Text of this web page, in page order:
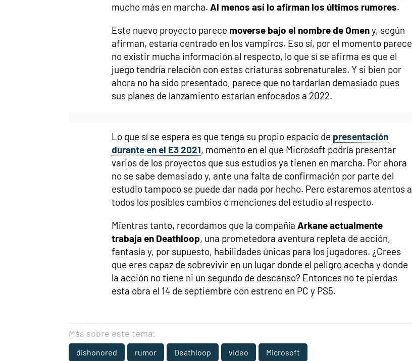
mucho más en marcha. Al menos así lo afirman los últimos rumores.
Este nuevo proyecto parece moverse bajo el nombre de Omeny, según
afirman, estaría centrado en los vampiros. Eso sí, por el momento parece
no existir mucha información al respecto, lo que sí se afirma es que el
juego tendría relación con estas criaturas sobrenaturales. Y si bien por
ahora no ha sido presentado, parece que no tardarían demasiado pues
sus planes de lanzamiento estarían enfocados a 2022.
Lo que sí se espera es que tenga su propio espacio de presentación
durante en el E3 2021, momento en el que Microsoft podría presentar
varios de los proyectos que sus estudios ya tienen en marcha. Por ahora
no se sabe demasiado y, ante una falta de confirmación por parte del
estudio tampoco se puede dar nada por hecho. Pero estaremos atentos a
todos los posibles cambios o menciones del estudio al respecto.
Mientras tanto, recordamos que la compañía Arkane actualmente
trabaja en Deathloop, una prometedora aventura repleta de acción,
fantasía y, por supuesto, habilidades únicas para los jugadores. ¿Crees
que eres capaz de sobrevivir en un lugar donde el peligro acecha y donde
la acción no tiene ni un segundo de descanso? Entonces no te pierdas
esta obra el 14 de septiembre con estreno en PC y PS5.
Más sobre este tema:
dishonored rumor Deathloop video Microsoft